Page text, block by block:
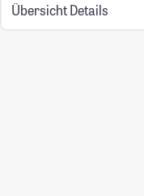
Übersicht Details